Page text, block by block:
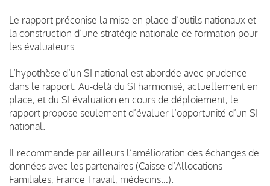
Le rapport préconise la mise en place d’outils nationaux et
la construction d’une stratégie nationale de formation pour
les évaluateurs.
L’hypothèse d’un SI national est abordée avec prudence
dans le rapport. Au-delà du SI harmonisé, actuellement en
place, et du SI évaluation en cours de déploiement, le
rapport propose seulement d’évaluer l’opportunité d’un SI
national.
Il recommande par ailleurs l’amélioration des échanges de
données avec les partenaires (Caisse d’Allocations
Familiales, France Travail, médecins…).